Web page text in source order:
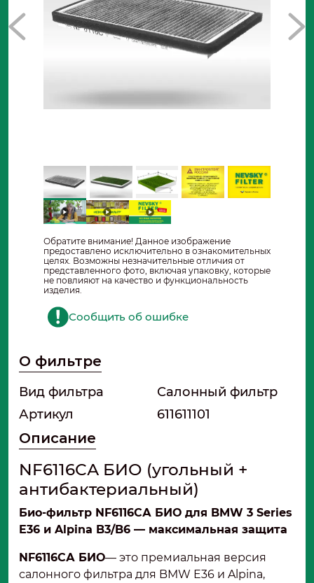
Обратите внимание! Данное изображение
предоставлено исключительно в ознакомительных
целях. Возможны незначительные отличия от
представленного фото, включая упаковку, которые
не повлияют на качество и функциональность
изделия.
Сообщить об ошибке
О фильтре
Вид фильтра
Салонный фильтр
Артикул
611611101
Описание
NF6116СА БИО (угольный +
антибактериальный)
Био-фильтр NF6116СА БИО для BMW 3 Series
E36 и Alpina B3/B6 — максимальная защита
NF6116СА БИО— это премиальная версия
салонного фильтра для BMW E36 и Alpina,